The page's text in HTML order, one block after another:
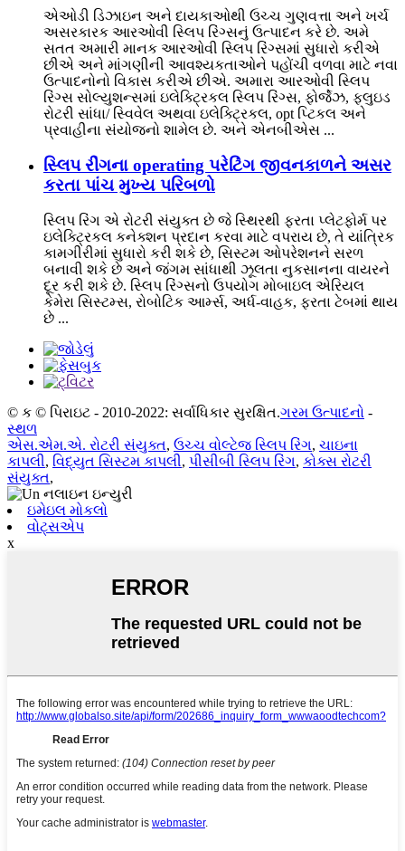
એઓડી ડિઝાઇન અને દાયકાઓથી ઉચ્ચ ગુણવત્તા અને ખર્ચ
અસરકારક આરઓવી સ્લિપ રિંગ્સનું ઉત્પાદન કરે છે. અમે
સતત અમારી માનક આરઓવી સ્લિપ રિંગ્સમાં સુધારો કરીએ
છીએ અને માંગણીની આવશ્યકતાઓને પહોંચી વળવા માટે નવા
ઉત્પાદનોનો વિકાસ કરીએ છીએ. અમારા આરઓવી સ્લિપ
રિંગ્સ સોલ્યુશન્સમાં ઇલેક્ટ્રિકલ સ્લિપ રિંગ્સ, ફોર્જેઝ, ફ્લુઇડ
રોટરી સાંધા/ સ્વિવેલ અથવા ઇલેક્ટ્રિકલ, opt પ્ટિકલ અને
પ્રવાહીના સંયોજનો શામેલ છે. અને એનબીએસ ...
સ્લિપ રીંગના operating પરેટિંગ જીવનકાળને અસર
કરતા પાંચ મુખ્ય પરિબળો
સ્લિપ રિંગ એ રોટરી સંયુક્ત છે જે સ્થિરથી ફરતા પ્લેટફોર્મ પર
ઇલેક્ટ્રિકલ કનેક્શન પ્રદાન કરવા માટે વપરાય છે, તે યાંત્રિક
કામગીરીમાં સુધારો કરી શકે છે, સિસ્ટમ ઓપરેશનને સરળ
બનાવી શકે છે અને જંગમ સાંધાથી ઝૂલતા નુકસાનના વાયરને
દૂર કરી શકે છે. સ્લિપ રિંગ્સનો ઉપયોગ મોબાઇલ એરિયલ
કેમેરા સિસ્ટમ્સ, રોબોટિક આર્મ્સ, અર્ધ-વાહક, ફરતા ટેબમાં થાય
છે ...
© ક © પિરાઇટ - 2010-2022: સર્વાધિકાર સુરક્ષિત.ગરમ ઉત્પાદનો -
સ્થળ
એસ.એમ.એ. રોટરી સંયુક્ત, ઉચ્ચ વોલ્ટેજ સ્લિપ રિંગ, ચાઇના
કાપલી, વિદ્યુત સિસ્ટમ કાપલી, પીસીબી સ્લિપ રિંગ, કોક્સ રોટરી
સંયુક્ત,
ઇમેઇલ મોકલો
વોટ્સએપ
x